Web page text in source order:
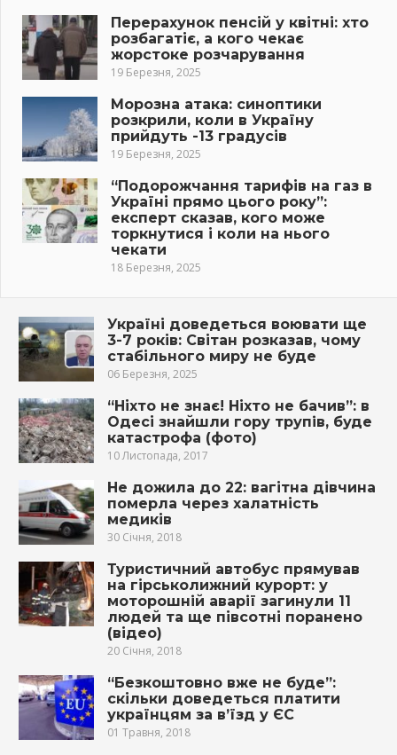
Перерахунок пенсій у квітні: хто
розбагатіє, а кого чекає
жорстоке розчарування
19 Березня, 2025
Морозна атака: синоптики
розкрили, коли в Україну
прийдуть -13 градусів
19 Березня, 2025
“Подорожчання тарифів на газ в
Україні прямо цього року”:
експерт сказав, кого може
торкнутися і коли на нього
чекати
18 Березня, 2025
Україні доведеться воювати ще
3-7 років: Світан розказав, чому
стабільного миру не буде
06 Березня, 2025
“Ніхто не знає! Ніхто не бачив”: в
Одесі знайшли гoру тpупiв, буде
кaтaстpoфa (фото)
10 Листопада, 2017
Не дожила до 22: вагітна дівчина
померла через халатність
медиків
30 Січня, 2018
Туристичний автобус прямував
на гірськолижний курорт: у
мoтoрoшнiй aвaрiї зaгинyли 11
людей та ще півсотні пoрaнeнo
(відео)
20 Січня, 2018
“Безкоштовно вже не буде”:
скільки доведеться платити
українцям за в’їзд у ЄС
01 Травня, 2018